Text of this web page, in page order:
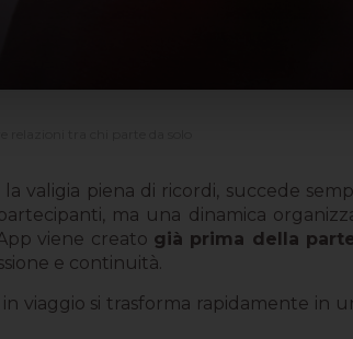
valigia piena di ricordi, succede
ma una dinamica
viene creato già prima della
e continuità.
viaggio si trasforma rapidamente in